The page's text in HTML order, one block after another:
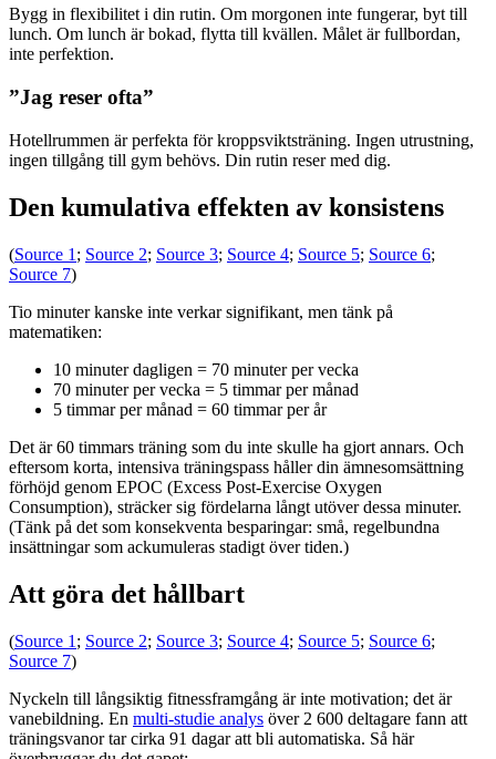
Bygg in flexibilitet i din rutin. Om morgonen inte fungerar, byt till
lunch. Om lunch är bokad, flytta till kvällen. Målet är fullbordan,
inte perfektion.
”Jag reser ofta”
Hotellrummen är perfekta för kroppsviktsträning. Ingen utrustning,
ingen tillgång till gym behövs. Din rutin reser med dig.
Den kumulativa effekten av konsistens
(Source 1 ; Source 2; Source 3; Source 4; Source 5; Source 6;
Source 7)
Tio minuter kanske inte verkar signifikant, men tänk på
matematiken:
10 minuter dagligen = 70 minuter per vecka
70 minuter per vecka = 5 timmar per månad
5 timmar per månad = 60 timmar per år
Det är 60 timmars träning som du inte skulle ha gjort annars. Och
eftersom korta, intensiva träningspass håller din ämnesomsättning
förhöjd genom EPOC (Excess Post-Exercise Oxygen
Consumption), sträcker sig fördelarna långt utöver dessa minuter.
(Tänk på det som konsekventa besparingar: små, regelbundna
insättningar som ackumuleras stadigt över tiden.)
Att göra det hållbart
(Source 1 ; Source 2; Source 3; Source 4; Source 5; Source 6;
Source 7)
Nyckeln till långsiktig fitnessframgång är inte motivation; det är
vanebildning. En multi-studie analys över 2 600 deltagare fann att
träningsvanor tar cirka 91 dagar att bli automatiska. Så här